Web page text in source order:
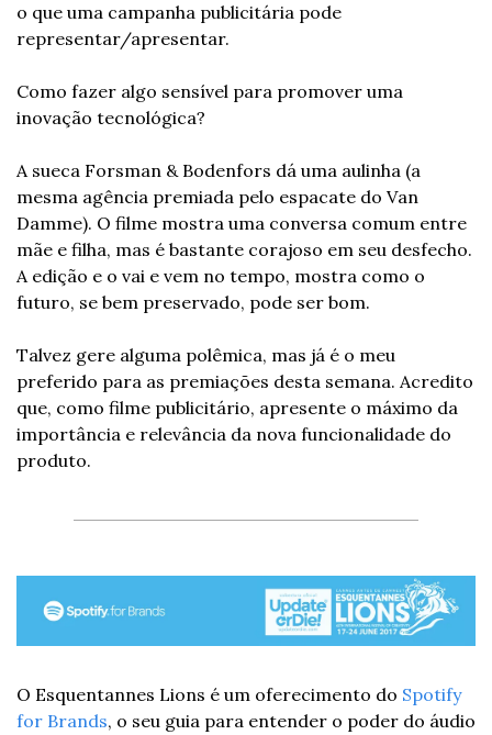
o que uma campanha publicitária pode
representar/apresentar.
Como fazer algo sensível para promover uma
inovação tecnológica?
A sueca Forsman & Bodenfors dá uma aulinha (a
mesma agência premiada pelo espacate do Van
Damme). O filme mostra uma conversa comum entre
mãe e filha, mas é bastante corajoso em seu desfecho.
A edição e o vai e vem no tempo, mostra como o
futuro, se bem preservado, pode ser bom.
Talvez gere alguma polêmica, mas já é o meu
preferido para as premiações desta semana. Acredito
que, como filme publicitário, apresente o máximo da
importância e relevância da nova funcionalidade do
produto.
O Esquentannes Lions é um oferecimento do Spotify
for Brands, o seu guia para entender o poder do áudio